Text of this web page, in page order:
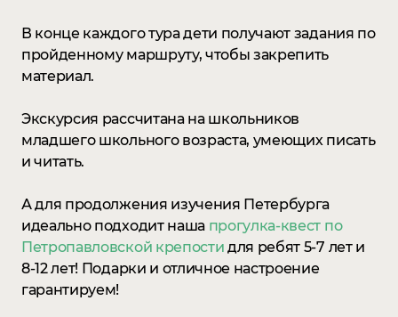
В конце каждого тура дети получают задания по
пройденному маршруту, чтобы закрепить
материал.
Экскурсия рассчитана на школьников
младшего школьного возраста, умеющих писать
и читать.
А для продолжения изучения Петербурга
идеально подходит наша прогулка-квест по
Петропавловской крепости для ребят 5-7 лет и
8-12 лет! Подарки и отличное настроение
гарантируем!